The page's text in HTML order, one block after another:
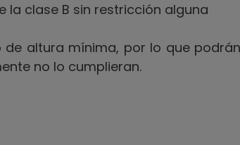
la clase B sin restricción alguna
altura mínima, por lo que podrán
no lo cumplieran.